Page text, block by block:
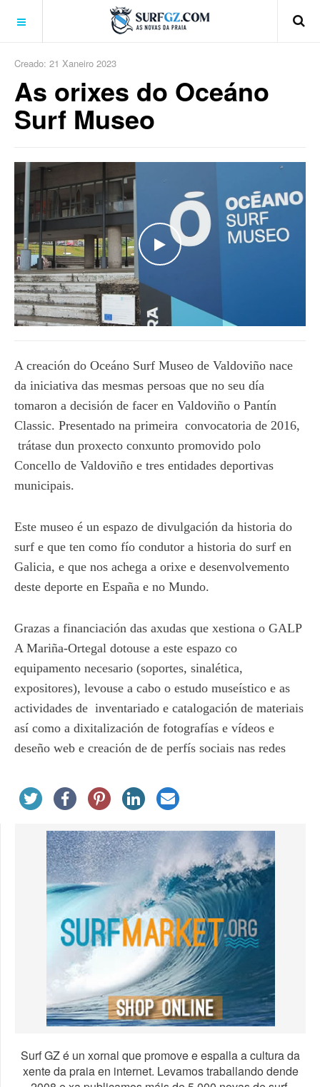
Creado: 21 Xaneiro 2023
As orixes do Oceáno
Surf Museo
WATCH THE VIDEO
A creación do Oceáno Surf Museo de Valdoviño nace
da iniciativa das mesmas persoas que no seu día
tomaron a decisión de facer en Valdoviño o Pantín
Classic. Presentado na primeira convocatoria de 2016,
trátase dun proxecto conxunto promovido polo
Concello de Valdoviño e tres entidades deportivas
municipais.
Este museo é un espazo de divulgación da historia do
surf e que ten como fío condutor a historia do surf en
Galicia, e que nos achega a orixe e desenvolvemento
deste deporte en España e no Mundo.
Grazas a financiación das axudas que xestiona o GALP
A Mariña-Ortegal dotouse a este espazo co
equipamento necesario (soportes, sinalética,
expositores), levouse a cabo o estudo museístico e as
actividades de inventariado e catalogación de materiais
así como a dixitalización de fotografías e vídeos e
deseño web e creación de de perfís sociais nas redes
Surf GZ é un xornal que promove e espalla a cultura da
xente da praia en internet. Levamos traballando dende